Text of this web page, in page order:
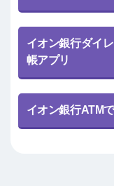
イオン銀行ダイ
帳アプリ
イオン銀行ATM